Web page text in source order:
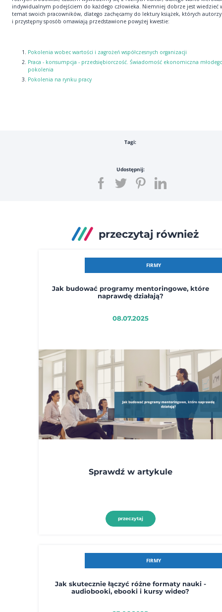
indywidualnym podejściem do każdego człowieka. Niemniej dobrze jest wiedzieć
temat swoich pracowników, dlatego zachęcamy do lektury książek, których autorzy
i przystępny sposób omawiają przedstawione powyżej kwestie:
Pokolenia wobec wartości i zagrożeń współczesnych organizacji
Praca - konsumpcja - przedsiębiorczość. Świadomość ekonomiczna
pokolenia
Pokolenia na rynku pracy
Tagi:
Udostępnij:
przeczytaj również
FIRMY
Jak budować programy mentoringowe, które
naprawdę działają?
08.07.2025
Sprawdź w artykule
przeczytaj
FIRMY
Jak skutecznie łączyć różne formaty nauki -
audiobooki, ebooki i kursy wideo?